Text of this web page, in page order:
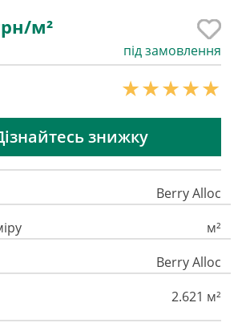
м²
під замовлення
знижку
Berry Alloc
м²
Berry Alloc
2.621 м²